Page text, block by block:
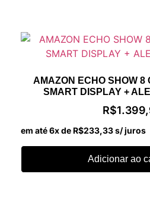
AMAZON ECHO SHOW 8
SMART DISPLAY +
R$
em até 6x de R$233,33s/ juros
Adicionar ao